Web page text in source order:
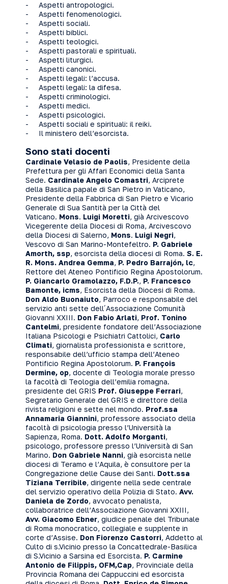
- Aspetti antropologici.
- Aspetti fenomenologici.
- Aspetti sociali.
- Aspetti biblici.
- Aspetti teologici.
- Aspetti pastorali e spirituali.
- Aspetti liturgici.
- Aspetti canonici.
- Aspetti legali: l’accusa.
- Aspetti legali: la difesa.
- Aspetti criminologici.
- Aspetti medici.
- Aspetti psicologici.
- Aspetti sociali e spirituali: il reiki.
- Il ministero dell’esorcista.
Sono stati docenti
Cardinale Velasio de Paolis, Presidente della
Prefettura per gli Affari Economici della Santa
Sede. Cardinale Angelo Comastri, Arciprete
della Basilica papale di San Pietro in Vaticano,
Presidente della Fabbrica di San Pietro e Vicario
Generale di Sua Santità per la Città del
Vaticano. Mons. Luigi Moretti, già Arcivescovo
Vicegerente della Diocesi di Roma, Arcivescovo
della Diocesi di Salerno, Mons. Luigi Negri,
Vescovo di San Marino-Montefeltro. P. Gabriele
Amorth, ssp, esorcista della diocesi di Roma. S. E.
R. Mons. Andrea Gemma, P. Pedro Barrajón, lc,
Rettore del Ateneo Pontificio Regina Apostolorum.
P. Giancarlo Gramolazzo, F.D.P., P. Francesco
Bamonte, icms, Esorcista della Diocesi di Roma.
Don Aldo Buonaiuto, Parroco e responsabile del
servizio anti sette dell´Associazione Comunità
Giovanni XXIII. Don Fabio Arlati, Prof. Tonino
Cantelmi, presidente fondatore dell’Associazione
Italiana Psicologi e Psichiatri Cattolici, Carlo
Climati, giornalista professionista e scrittore,
responsabile dell’ufficio stampa dell’Ateneo
Pontificio Regina Apostolorum. P. François
Dermine, op, docente di Teologia morale presso
la facoltà di Teologia dell’emilia romagna.
presidente del GRIS Prof. Giuseppe Ferrari,
Segretario Generale del GRIS e direttore della
rivista religioni e sette nel mondo. Prof.ssa
Annamaria Giannini, professore associato della
facoltà di psicologia presso l’Università la
Sapienza, Roma. Dott. Adolfo Morganti,
psicologo, professore presso l’Università di San
Marino. Don Gabriele Nanni, già esorcista nelle
diocesi di Teramo e l’Aquila, è consultore per la
Congregazione delle Cause dei Santi. Dott.ssa
Tiziana Terribile, dirigente nella sede centrale
del servizio operativo della Polizia di Stato. Avv.
Daniela de Zordo, avvocato penalista,
collaboratrice dell’Associazione Giovanni XXIII,
Avv. Giacomo Ebner, giudice penale del Tribunale
di Roma monocratico, collegiale e supplente in
corte d’Assise. Don Fiorenzo Castorri, Addetto al
Culto di s.Vicinio presso la Concattedrale-Basilica
di S.Vicinio a Sarsina ed Esorcista. P. Carmine
Antonio de Filippis, OFM,Cap, Provinciale della
Provincia Romana dei Cappuccini ed esorcista